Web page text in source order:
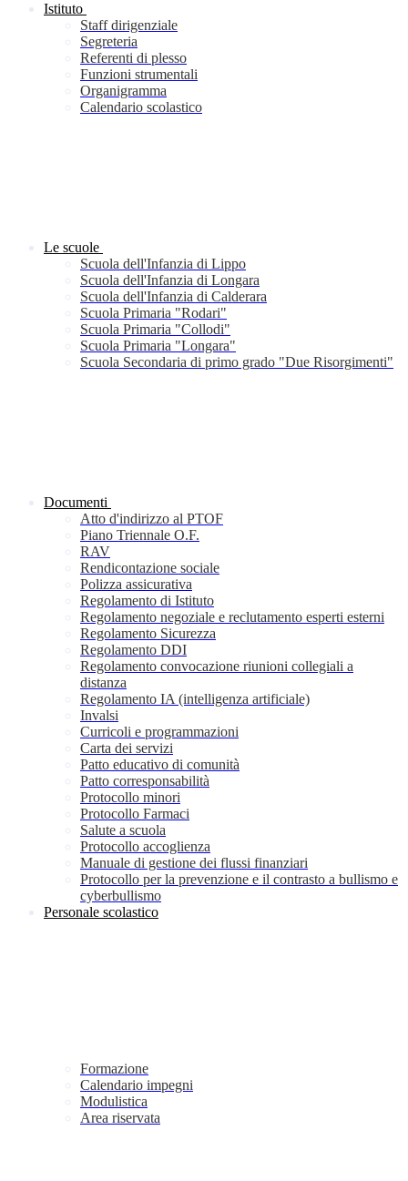
Istituto
Staff dirigenziale
Segreteria
Referenti di plesso
Funzioni strumentali
Organigramma
Calendario scolastico
Le scuole
Scuola dell'Infanzia di Lippo
Scuola dell'Infanzia di Longara
Scuola dell'Infanzia di Calderara
Scuola Primaria "Rodari"
Scuola Primaria "Collodi"
Scuola Primaria "Longara"
Scuola Secondaria di primo grado "Due Risorgimenti"
Documenti
Atto d'indirizzo al PTOF
Piano Triennale O.F.
RAV
Rendicontazione sociale
Polizza assicurativa
Regolamento di Istituto
Regolamento negoziale e reclutamento esperti esterni
Regolamento Sicurezza
Regolamento DDI
Regolamento convocazione riunioni collegiali a
distanza
Regolamento IA (intelligenza artificiale)
Invalsi
Curricoli e programmazioni
Carta dei servizi
Patto educativo di comunità
Patto corresponsabilità
Protocollo minori
Protocollo Farmaci
Salute a scuola
Protocollo accoglienza
Manuale di gestione dei flussi finanziari
Protocollo per la prevenzione e il contrasto a bullismo e
cyberbullismo
Personale scolastico
Formazione
Calendario impegni
Modulistica
Area riservata